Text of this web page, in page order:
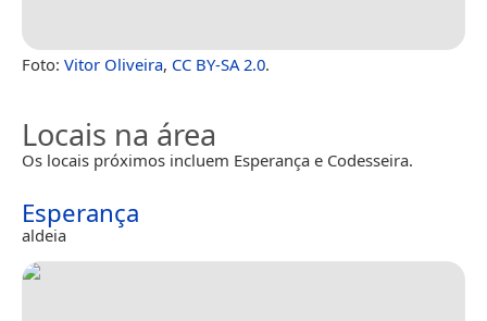
Foto: Vitor Oliveira, CC BY-SA 2.0.
Locais na área
Os locais próximos incluem Esperança e Codesseira.
Esperança
aldeia